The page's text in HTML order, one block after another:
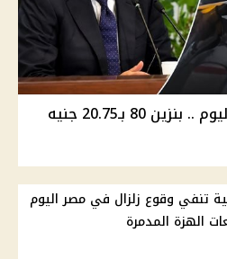
أسعار الوقود في مصر اليوم .. بنزين 80 بـ20.75 جنيه
تنفي وقوع زلزال في مصر اليوم
الهزة المدمرة